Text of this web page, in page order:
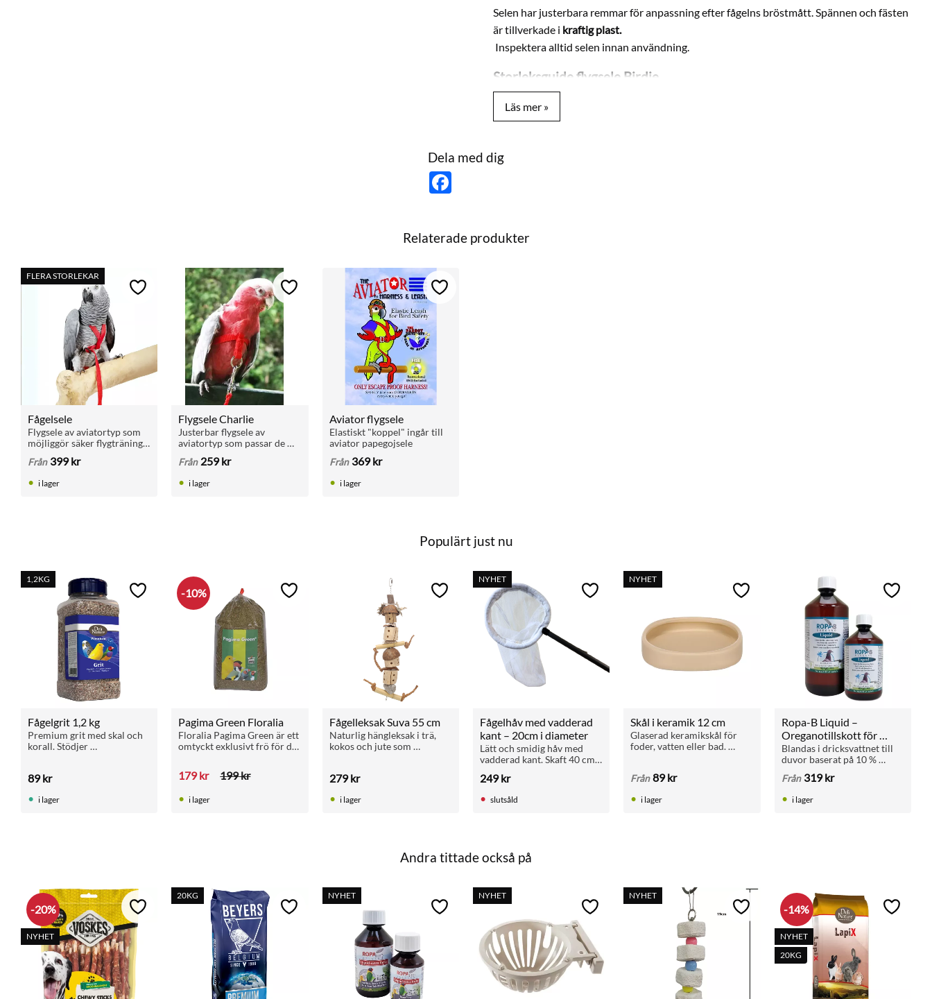
Selen har justerbara remmar för anpassning efter fågelns bröstmått. Spännen och fästen
är tillverkade i kraftig plast.
Inspektera alltid selen innan användning.
Storleksguide flygsele Birdie
Str. Birdie
L
Dela med dig
o
Relaterade produkter
Fågelsele
Flygsele av aviatortyp som
möjliggör säker flygträning
kondition och
papegojor och burfåglar.
Från 399kr
FLERA STORLEKAR
Lägg till i favoriter
i lager
Flygsele Charlie
Justerbar flygsele av
aviatortyp som passar de
säker flygträning utomhus.
Från 259kr
Lägg till i favoriter
i lager
Aviator flygsele
Elastiskt "koppel" ingår till
aviator papegojsele
Från 369kr
Lägg till i favoriter
i lager
Populärt just nu
Fågelgrit 1,2 kg
Premium grit med skal och
korall. Stödjer
Praktisk 1,2 kg förpackning.
89kr
1,2KG
Lägg till i favoriter
i lager
Pagima Green Floralia
Floralia Pagima Green är ett
omtyckt exklusivt frö för de
Uppskattas av uppfödare.
179kr 199kr
10% Lägg till i favoriter
i lager
Fågelleksak Suva 55 cm
Naturlig hängleksak i trä,
kokos och jute som
gnagning och lek.
279kr
Lägg till i favoriter
i lager
Fågelhåv med vadderad
kant – 20cm i diameter
Lätt och smidig håv med
vadderad kant. Skaft 40 cm,
Skonsam för fågel och
eller voljär.
249kr
NYHET
Lägg till i favoriter
slutsåld
Skål i keramik 12 cm
Glaserad keramikskål för
foder, vatten eller bad.
Från 89kr
NYHET
Lägg till i favoriter
i lager
Ropa-B Liquid –
Oreganotillskott för
duvor
Blandas i dricksvattnet till
duvor baserat på 10 %
administrering i
Finns i 100ml , 250ml och
Från 319kr
Lägg till
i lager
Andra tittade också på
20%
NYHET
Lägg till i favoriter
20KG
Lägg till i favoriter
NYHET
Lägg till i favoriter
NYHET
Lägg till i favoriter
NYHET
Lägg till i favoriter
14%
NYHET
20KG
Lägg till